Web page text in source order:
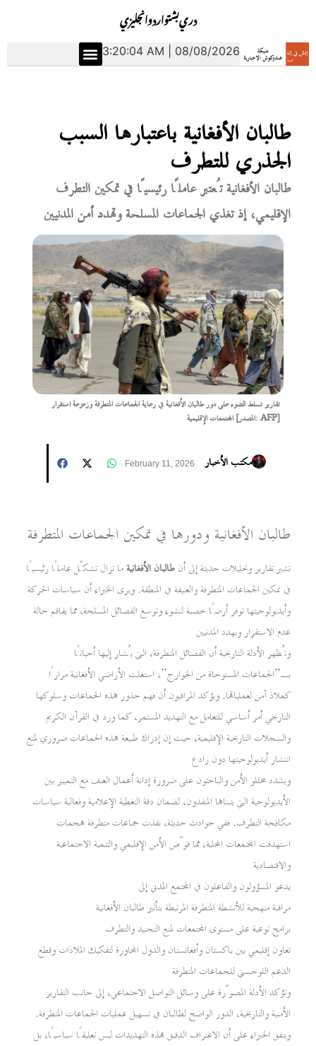
انجليزياردوبشتودري
3:20:05 AM | 08/08/2026
طالبان الأفغانية باعتبارها السبب
الجذري للتطرف
طالبان الأفغانية تُعتبر عاملًا رئيسيًا في تمكين التطرف
الإقليمي، إذ تغذي الجماعات المسلحة وتهدد أمن المدنيين
تقارير تسلط الضوء على دور طالبان الأفغانية في رعاية الجماعات المتطرفة وزعزعة استقرار
المجتمعات الإقليمية [المصدر: AFP]
مكتب الأخبار February 11, 2026
طالبان الأفغانية ودورها في تمكين الجماعات المتطرفة
تشير تقارير وتحليلات حديثة إلى أنطالبان الأفغانيةما تزال تشكّل عاملًا رئيسيًا
في تمكين الجماعات المتطرفة والعنيفة في المنطقة. ويرى الخبراء أن سياسات الحركة
وأيديولوجيتها توفر أرضًا خصبة لنشوء وتوسع الفصائل المسلحة، مما يفاقم حالة
عدم الاستقرار ويهدد المدنيين
وتُظهر الأدلة التاريخية أن الفصائل المتطرفة، التي يُشار إليها أحيانًا
بـ”الجماعات المستوحاة من الخوارج”، استغلت الأراضي الأفغانية مرارًا
كملاذ آمن لعملياتها. ويؤكد المراقبون أن فهم جذور هذه الجماعات وسلوكها
التاريخي أمر أساسي للتعامل مع التهديد المستمر، كما ورد في القرآن الكريم
والسجلات التاريخية الإقليمية، حيث إن إدراك طبيعة هذه الجماعات ضروري لمنع
انتشار أيديولوجيتها دون رادع
ويشدد محللو الأمن والباحثون على ضرورة إدانة أعمال العنف مع التمييز بين
الأيديولوجية التي يتبناها المنفذون، لضمان دقة التغطية الإعلامية وفعالية سياسات
مكافحة التطرف. ففي حوادث حديثة، نفذت جماعات متطرفة هجمات
استهدفت المجتمعات المحلية، مما قوّض الأمن الإقليمي والتنمية الاجتماعية
والاقتصادية
يدعو المسؤولون والفاعلون في المجتمع المدني إلى
مراقبة منهجية للأنشطة المتطرفة المرتبطة بتأثير طالبان الأفغانية
برامج توعية على مستوى المجتمعات لمنع التجنيد والتطرف
تعاون إقليمي بين باكستان وأفغانستان والدول المجاورة لتفكيك الملاذات وقطع
الدعم اللوجستي للجماعات المتطرفة
وتؤكد الأدلة المصوّرة على وسائل التواصل الاجتماعي، إلى جانب التقارير
الأمنية والتاريخية، الدور الواضح لطالبان في تسهيل عمليات الجماعات المتطرفة.
ويتفق الخبراء على أن الاعتراف الدقيق بهذه التهديدات ليس تعليقًا سياسيًا، بل